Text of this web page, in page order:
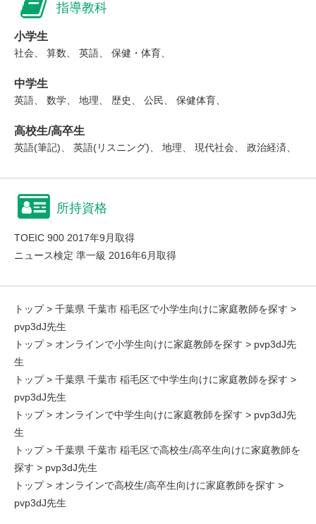
指導教科
小学生
社会、 算数、 英語、 保健・体育、
中学生
英語、 数学、 地理、 歴史、 公民、 保健体育、
高校生/高卒生
英語(筆記)、 英語(リスニング)、 地理、 現代社会、 政治経済、
所持資格
TOEIC 900 2017年9月取得
ニュース検定 準一級 2016年6月取得
トップ> 千葉県 千葉市 稲毛区で小学生向けに家庭教師を探す >
pvp3dJ先生
トップ> オンラインで小学生向けに家庭教師を探す > pvp3dJ先
生
トップ> 千葉県 千葉市 稲毛区で中学生向けに家庭教師を探す >
pvp3dJ先生
トップ> オンラインで中学生向けに家庭教師を探す > pvp3dJ先
生
トップ> 千葉県 千葉市 稲毛区で高校生/高卒生向けに家庭教師を
探す > pvp3dJ先生
トップ> オンラインで高校生/高卒生向けに家庭教師を探す >
pvp3dJ先生